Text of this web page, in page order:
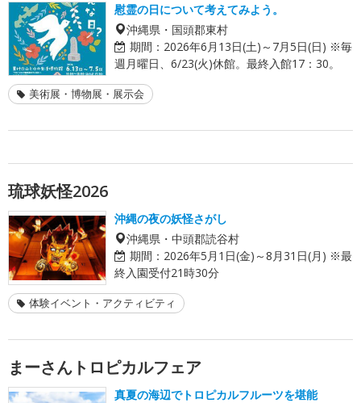
慰霊の日について考えてみよう。
沖縄県・国頭郡東村
期間： 2026年6月13日(土)～7月5日(日) ※毎
週月曜日、6/23(火)休館。最終入館17：30。
美術展・博物展・展示会
琉球妖怪2026
沖縄の夜の妖怪さがし
沖縄県・中頭郡読谷村
期間： 2026年5月1日(金)～8月31日(月) ※最
終入園受付21時30分
体験イベント・アクティビティ
まーさんトロピカルフェア
真夏の海辺でトロピカルフルーツを堪能